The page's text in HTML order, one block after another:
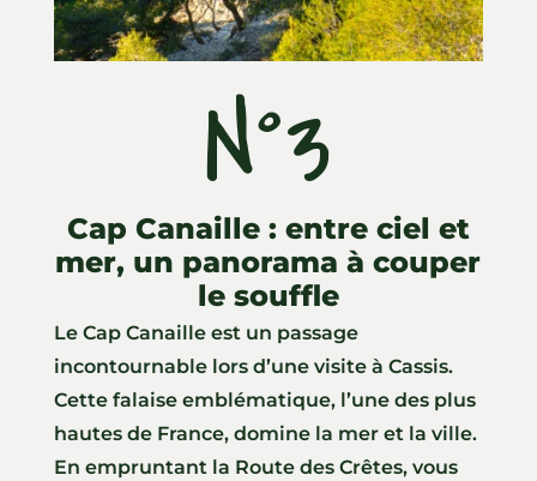
N°3
Cap Canaille : entre ciel et
mer, un panorama à couper
le souffle
Le Cap Canaille est un passage
incontournable lors d’une visite à Cassis.
Cette falaise emblématique, l’une des plus
hautes de France, domine la mer et la ville.
En empruntant la Route des Crêtes, vous